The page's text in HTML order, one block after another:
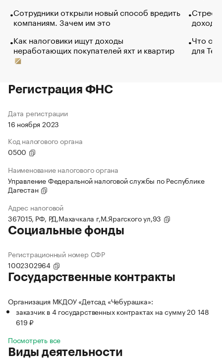
Сотрудники открыли новый способ вредить
компаниям. Зачем им это
Как налоговики ищут доходы
неработающих покупателей яхт и квартир
Что
для
Регистрация ФНС
Дата регистрации
16 ноября 2023
Код налогового органа
0500
Наименование налогового органа
Управление Федеральной налоговой службы по Республике
Дагестан
Адрес налоговой
367015, РФ, РД,Махачкала г,М.Ярагского ул,93
Социальные фонды
Регистрационный номер СФР
1002302964
Государственные контракты
Организация МКДОУ «Детсад «Чебурашка»:
заказчик в 4 государственных контрактах на сумму 20 148
619 ₽
Посмотреть все
Виды деятельности